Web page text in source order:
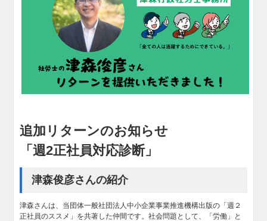
追加リターンのお知らせ
「週2正社員対応診断」
津森俊彦さんの紹介
津森さんは、当団体一般社団法人中小企業事業推進機構出版の「週２
正社員のススメ」を共著した仲間です。社会問題として、「労働」と